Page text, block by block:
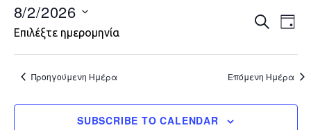
Search
and
Views
DAY
8/2/2026
Επιλέξτε ημερομηνία
Προηγούμενη Ημέρα Επόμενη Ημέρα
SUBSCRIBE TO CALENDAR